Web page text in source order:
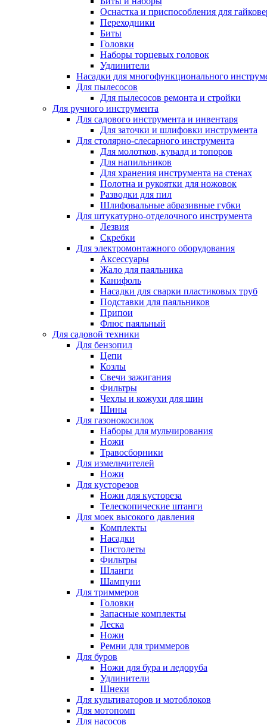
Оснастка и приспособления для
Переходники
Биты
Головки
Наборы торцевых головок
Удлинители
Насадки для многофункционального
Для пылесосов
Для пылесосов ремонта и стройки
Для ручного инструмента
Для садового инструмента и инвентаря
Для заточки и шлифовки инструмента
Для столярно-слесарного инструмента
Для молотков, кувалд и топоров
Для напильников
Для хранения инструмента на стенах
Полотна и рукоятки для ножовок
Разводки для пил
Шлифовальные абразивные губки
Для штукатурно-отделочного инструмента
Лезвия
Скребки
Для электромонтажного оборудования
Аксессуары
Жало для паяльника
Канифоль
Насадки для сварки пластиковых труб
Подставки для паяльников
Припои
Флюс паяльный
Для садовой техники
Для бензопил
Цепи
Козлы
Свечи зажигания
Фильтры
Чехлы и кожухи для шин
Шины
Для газонокосилок
Наборы для мульчирования
Ножи
Травосборники
Для измельчителей
Ножи
Для кусторезов
Ножи для кустореза
Телескопические штанги
Для моек высокого давления
Комплекты
Насадки
Пистолеты
Фильтры
Шланги
Шампуни
Для триммеров
Головки
Запасные комплекты
Леска
Ножи
Ремни для триммеров
Для буров
Ножи для бура и ледоруба
Удлинители
Шнеки
Для культиваторов и мотоблоков
Для мотопомп
Для насосов